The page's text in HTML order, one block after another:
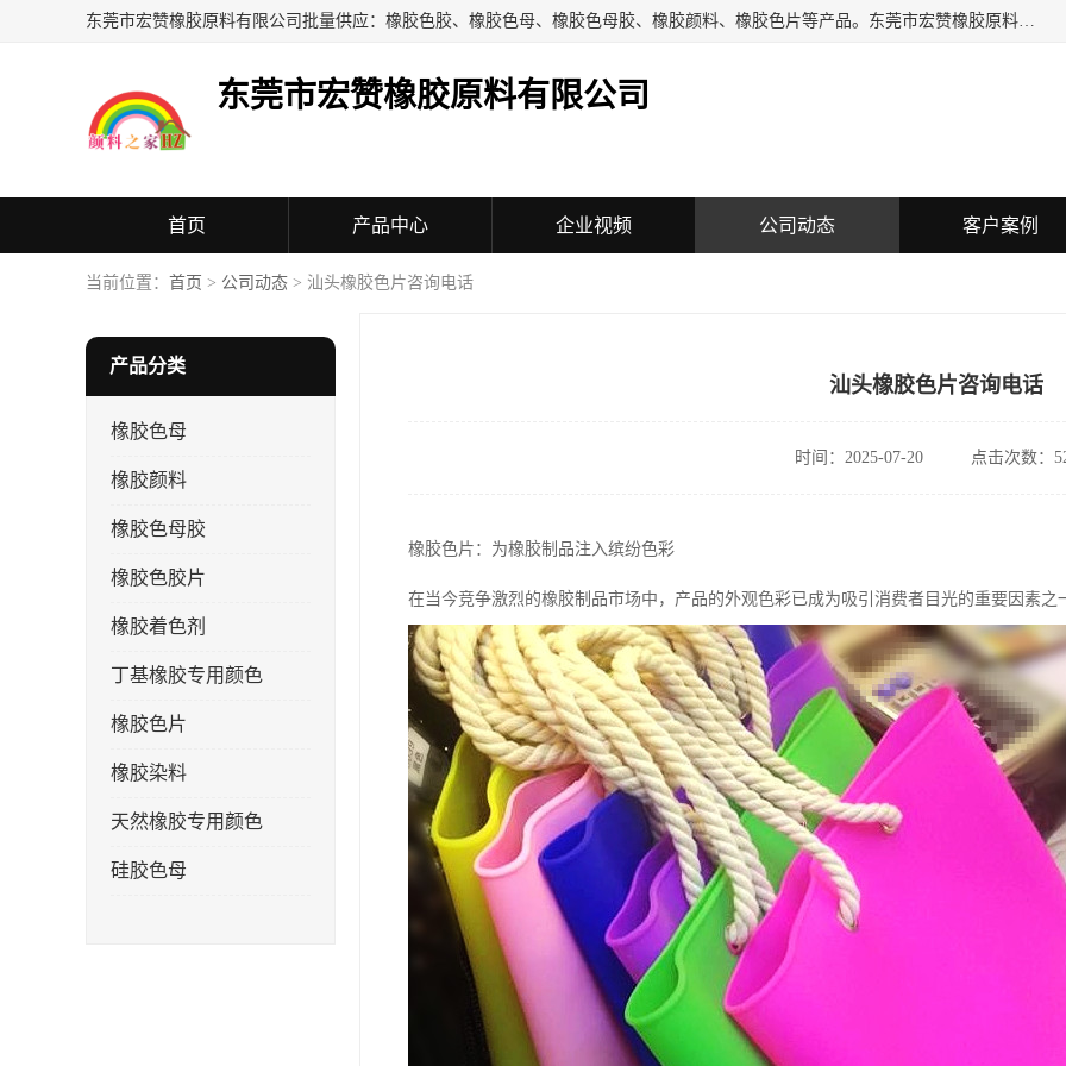
东莞市宏赞橡胶原料有限公司批量供应：橡胶色胶、橡胶色母、橡胶色母胶、橡胶颜料、橡胶色片等产品。东莞市宏赞橡胶原料有限公司经营已经十五年的历史，目前的客户群广达东南亚各国，也是目前橡胶制造密集度高的中国大陆橡胶制品工厂使用多，市场占有率高的色胶专业生产工厂。
东莞市宏赞橡胶原料有限公司
首页 产品中心 企业视频 公司动态 客户案例
当前位置： 首页 > 公司动态 > 汕头橡胶色片咨询电话
产品分类
橡胶色母
橡胶颜料
橡胶色母胶
橡胶色胶片
橡胶着色剂
丁基橡胶专用颜色
橡胶色片
橡胶染料
天然橡胶专用颜色
硅胶色母
汕头橡胶色片咨询电话
时间：2025-07-20 点击次数：
橡胶色片：为橡胶制品注入缤纷色彩
在当今竞争激烈的橡胶制品市场中，产品的外观色彩已成为吸引消费者目光的重要因素之